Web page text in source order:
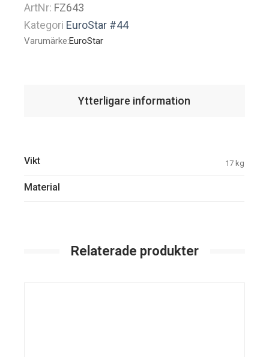
ArtNr: FZ643
Kategori EuroStar #44
Varumärke:EuroStar
Ytterligare information
Vikt 17 kg
Material
Relaterade produkter